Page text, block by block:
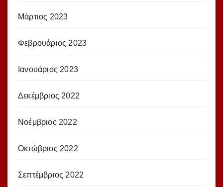
Μάρτιος 2023
Φεβρουάριος 2023
Ιανουάριος 2023
Δεκέμβριος 2022
Νοέμβριος 2022
Οκτώβριος 2022
Σεπτέμβριος 2022